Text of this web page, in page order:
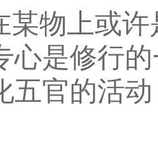
某物上或
心是修行
五官的活